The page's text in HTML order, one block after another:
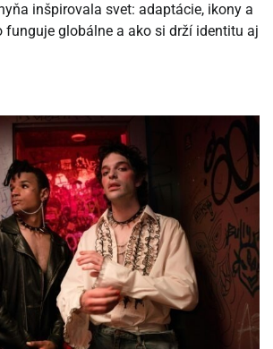
inšpirovala svet: adaptácie, ikony a
funguje globálne a ako si drží identitu aj